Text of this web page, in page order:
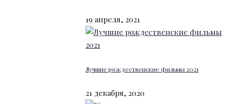
19 апреля, 2021
Лучшие рождественские фильмы 2021
21 декабря, 2020